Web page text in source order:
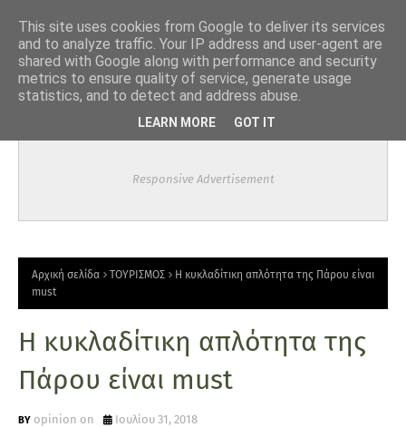
Responsive Advertisement
Αρχική σελίδα ΤΟΥΡΙΣΜΟΣ
Η κυκλαδίτικη απλότητα της Πάρου είναι
must
Η κυκλαδίτικη απλότητα της
Πάρου είναι must
opinion on Ιουλίου 31, 2018
This site uses cookies from Google to deliver its services
and to analyze traffic. Your IP address and user-agent are
shared with Google along with performance and security
metrics to ensure quality of service, generate usage
statistics, and to detect and address abuse.
LEARN MORE GOT IT